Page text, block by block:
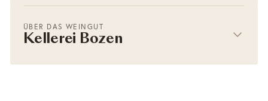
ÜBER DAS WEINGUT
Kellerei Bozen